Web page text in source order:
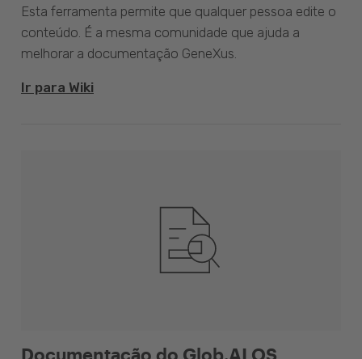
Esta ferramenta permite que qualquer pessoa edite o
conteúdo. É a mesma comunidade que ajuda a
melhorar a documentação GeneXus.
Ir para Wiki
Documentação do Glob.AI OS